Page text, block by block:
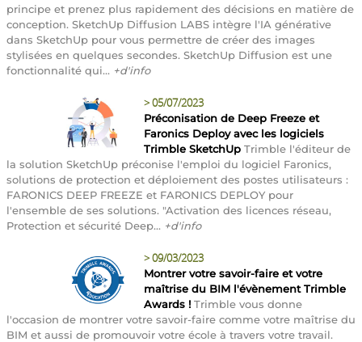
principe et prenez plus rapidement des décisions en matière de
conception. SketchUp Diffusion LABS intègre l'IA générative
dans SketchUp pour vous permettre de créer des images
stylisées en quelques secondes. SketchUp Diffusion est une
fonctionnalité qui... +d'info
>05/07/2023
Préconisation de Deep Freeze et
Faronics Deploy avec les logiciels
Trimble SketchUp Trimble l'éditeur de
la solution SketchUp préconise l'emploi du logiciel Faronics,
solutions de protection et déploiement des postes utilisateurs :
FARONICS DEEP FREEZE et FARONICS DEPLOY pour
l'ensemble de ses solutions. "Activation des licences réseau,
Protection et sécurité Deep... +d'info
>09/03/2023
Montrer votre savoir-faire et votre
maîtrise du BIM l'évènement Trimble
Awards ! Trimble vous donne
l'occasion de montrer votre savoir-faire comme votre maîtrise du
BIM et aussi de promouvoir votre école à travers votre travail.